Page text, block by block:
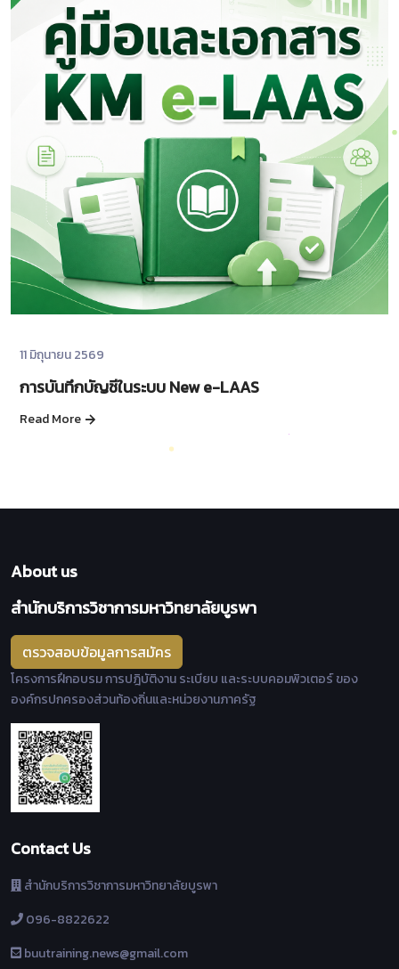
11 มิถุนายน 2569
การบันทึกบัญชีในระบบ New e-LAAS
Read More
About us
สำนักบริการวิชาการมหาวิทยาลัยบูรพา
ตรวจสอบข้อมูลการสมัคร
โครงการฝึกอบรม การปฎิบัติงาน ระเบียบ และระบบคอมพิวเตอร์ ของ
องค์กรปกครองส่วนท้องถิ่นและหน่วยงานภาครัฐ
Contact Us
สำนักบริการวิชาการมหาวิทยาลัยบูรพา
096-8822622
buutraining.news@gmail.com